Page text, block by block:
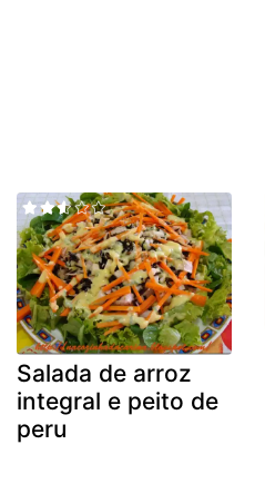
Salada de arroz
integral e peito de
peru